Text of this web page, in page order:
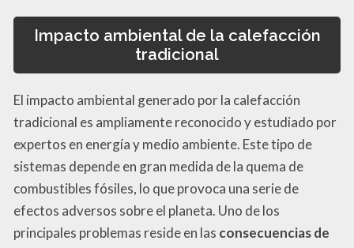
Impacto ambiental de la calefacción
tradicional
El impacto ambiental generado por la calefacción
tradicional es ampliamente reconocido y estudiado por
expertos en energía y medio ambiente. Este tipo de
sistemas depende en gran medida de la quema de
combustibles fósiles, lo que provoca una serie de
efectos adversos sobre el planeta. Uno de los
principales problemas reside en las consecuencias de